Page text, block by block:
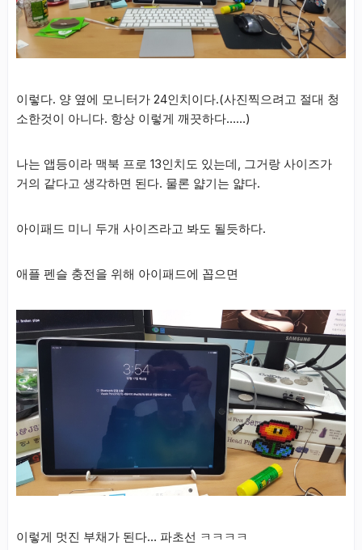
이렇다. 양 옆에 모니터가 24인치이다.(사진찍으려고 절대 청
소한것이 아니다. 항상 이렇게 깨끗하다……)
나는 앱등이라 맥북 프로 13인치도 있는데, 그거랑 사이즈가
거의 같다고 생각하면 된다. 물론 얇기는 얇다.
아이패드 미니 두개 사이즈라고 봐도 될듯하다.
애플 펜슬 충전을 위해 아이패드에 꼽으면
이렇게 멋진 부채가 된다… 파초선 ㅋㅋㅋㅋ